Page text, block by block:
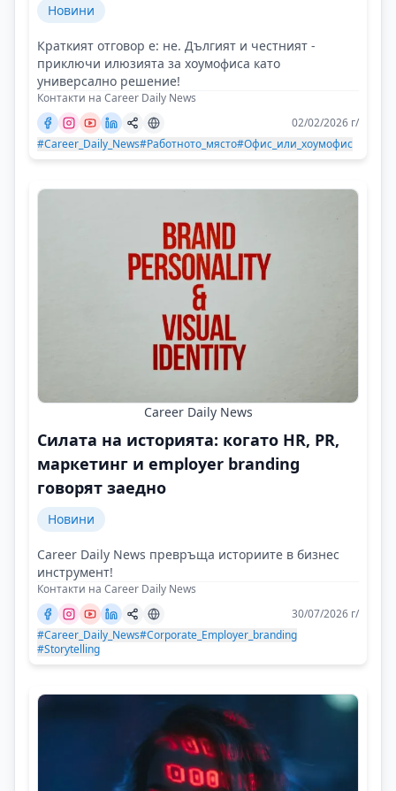
Новини
Краткият отговор е: не. Дългият и честният -
приключи илюзията за хоумофиса като
универсално решение!
Контакти на Career Daily News
02/02/2026 г/
#Career_Daily_News#Работното_място#Офис_или_хоумофис
Career Daily News
Силата на историята: когато HR, PR,
маркетинг и employer branding
говорят заедно
Новини
Career Daily News превръща историите в бизнес
инструмент!
Контакти на Career Daily News
30/07/2026 г/
#Career_Daily_News#Corporate_Employer_branding
#Storytelling